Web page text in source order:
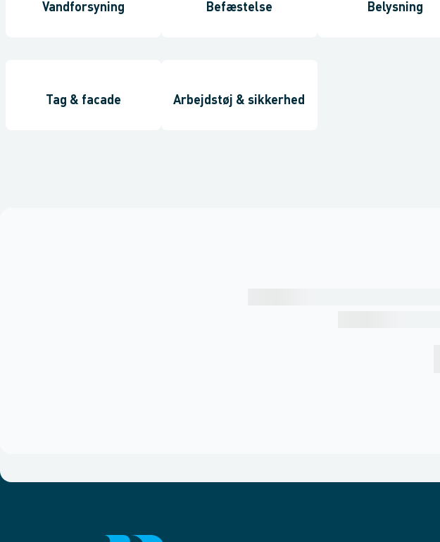
Vandforsyning Befæstelse Belysning
Tag & facade Arbejdstøj & sikkerhed